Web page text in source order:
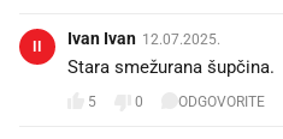
II Ivan Ivan 12.07.2025.
Stara smežurana šupčina.
5 0 ODGOVORITE